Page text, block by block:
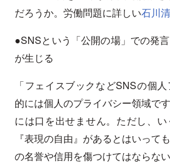
だろうか。労働問題に詳しい石川
●SNSという「公開の場」での発
が生じる
「フェイスブックなどSNSの個
的には個人のプライバシー領域で
には口を出せません。ただし、
『表現の自由』があるとはいって
の名誉や信用を傷つけてはならな